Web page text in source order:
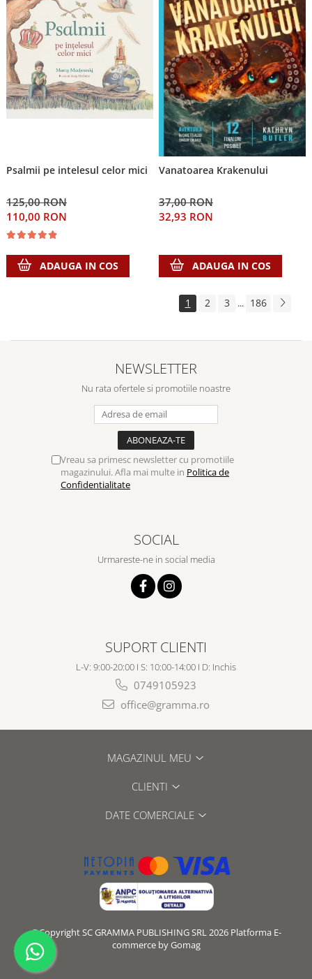
Psalmii pe intelesul celor mici
125,00 RON
110,00 RON
ADAUGA IN COS
Vanatoarea Krakenului
37,00 RON
32,93 RON
ADAUGA IN COS
1 2 3 ... 186
NEWSLETTER
Nu rata ofertele si promotiile noastre
Vreau sa primesc newsletter cu promotiile
magazinului. Afla mai multe in Politica de
Confidentialitate
SOCIAL
Urmareste-ne in social media
SUPORT CLIENTI
L-V: 9:00-20:00 I S: 10:00-14:00 I D: Inchis
0749105923
office@gramma.ro
MAGAZINUL MEU
CLIENTI
DATE COMERCIALE
©Copyright SC GRAMMA PUBLISHING SRL 2026 Platforma E-
commerce by Gomag